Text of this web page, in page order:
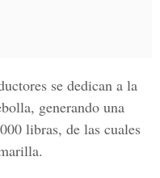
se dedican a la
generando una
libras, de las cuales